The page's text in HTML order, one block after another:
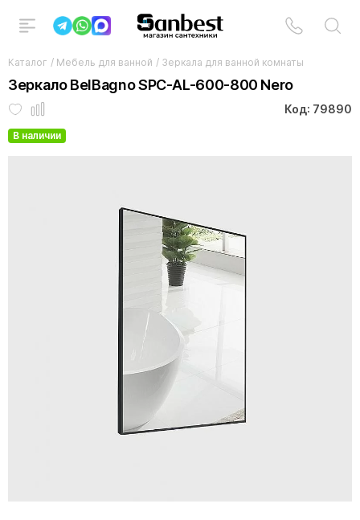
Каталог / Мебель для ванной / Зеркала для ванной комнаты
Зеркало BelBagno SPC-AL-600-800 Nero
Код: 79890
В наличии